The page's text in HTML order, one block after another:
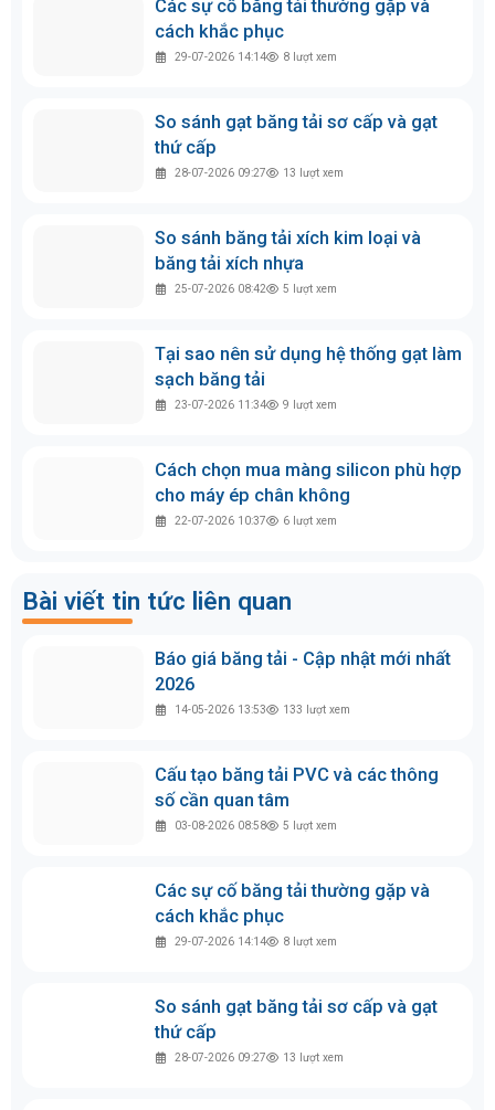
Các sự cố băng tải thường gặp và
cách khắc phục
29-07-2026 14:14 8 lượt xem
So sánh gạt băng tải sơ cấp và gạt
thứ cấp
28-07-2026 09:27 13 lượt xem
So sánh băng tải xích kim loại và
băng tải xích nhựa
25-07-2026 08:42 5 lượt xem
Tại sao nên sử dụng hệ thống gạt làm
sạch băng tải
23-07-2026 11:34 9 lượt xem
Cách chọn mua màng silicon phù hợp
cho máy ép chân không
22-07-2026 10:37 6 lượt xem
Bài viết tin tức liên quan
Báo giá băng tải - Cập nhật mới nhất
2026
14-05-2026 13:53 133 lượt xem
Cấu tạo băng tải PVC và các thông
số cần quan tâm
03-08-2026 08:58 5 lượt xem
Các sự cố băng tải thường gặp và
cách khắc phục
29-07-2026 14:14 8 lượt xem
So sánh gạt băng tải sơ cấp và gạt
thứ cấp
28-07-2026 09:27 13 lượt xem